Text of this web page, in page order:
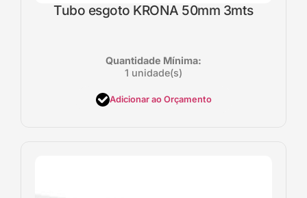
Tubo esgoto KRONA 50mm 3mts
Quantidade Mínima:
1 unidade(s)
Adicionar ao Orçamento